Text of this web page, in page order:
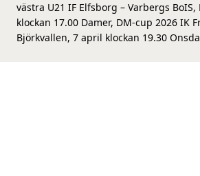
västra U21 IF Elfsborg – Varbergs
klockan 17.00 Damer, DM-cup 2026 IK
Björkvallen, 7 april klockan 19.30